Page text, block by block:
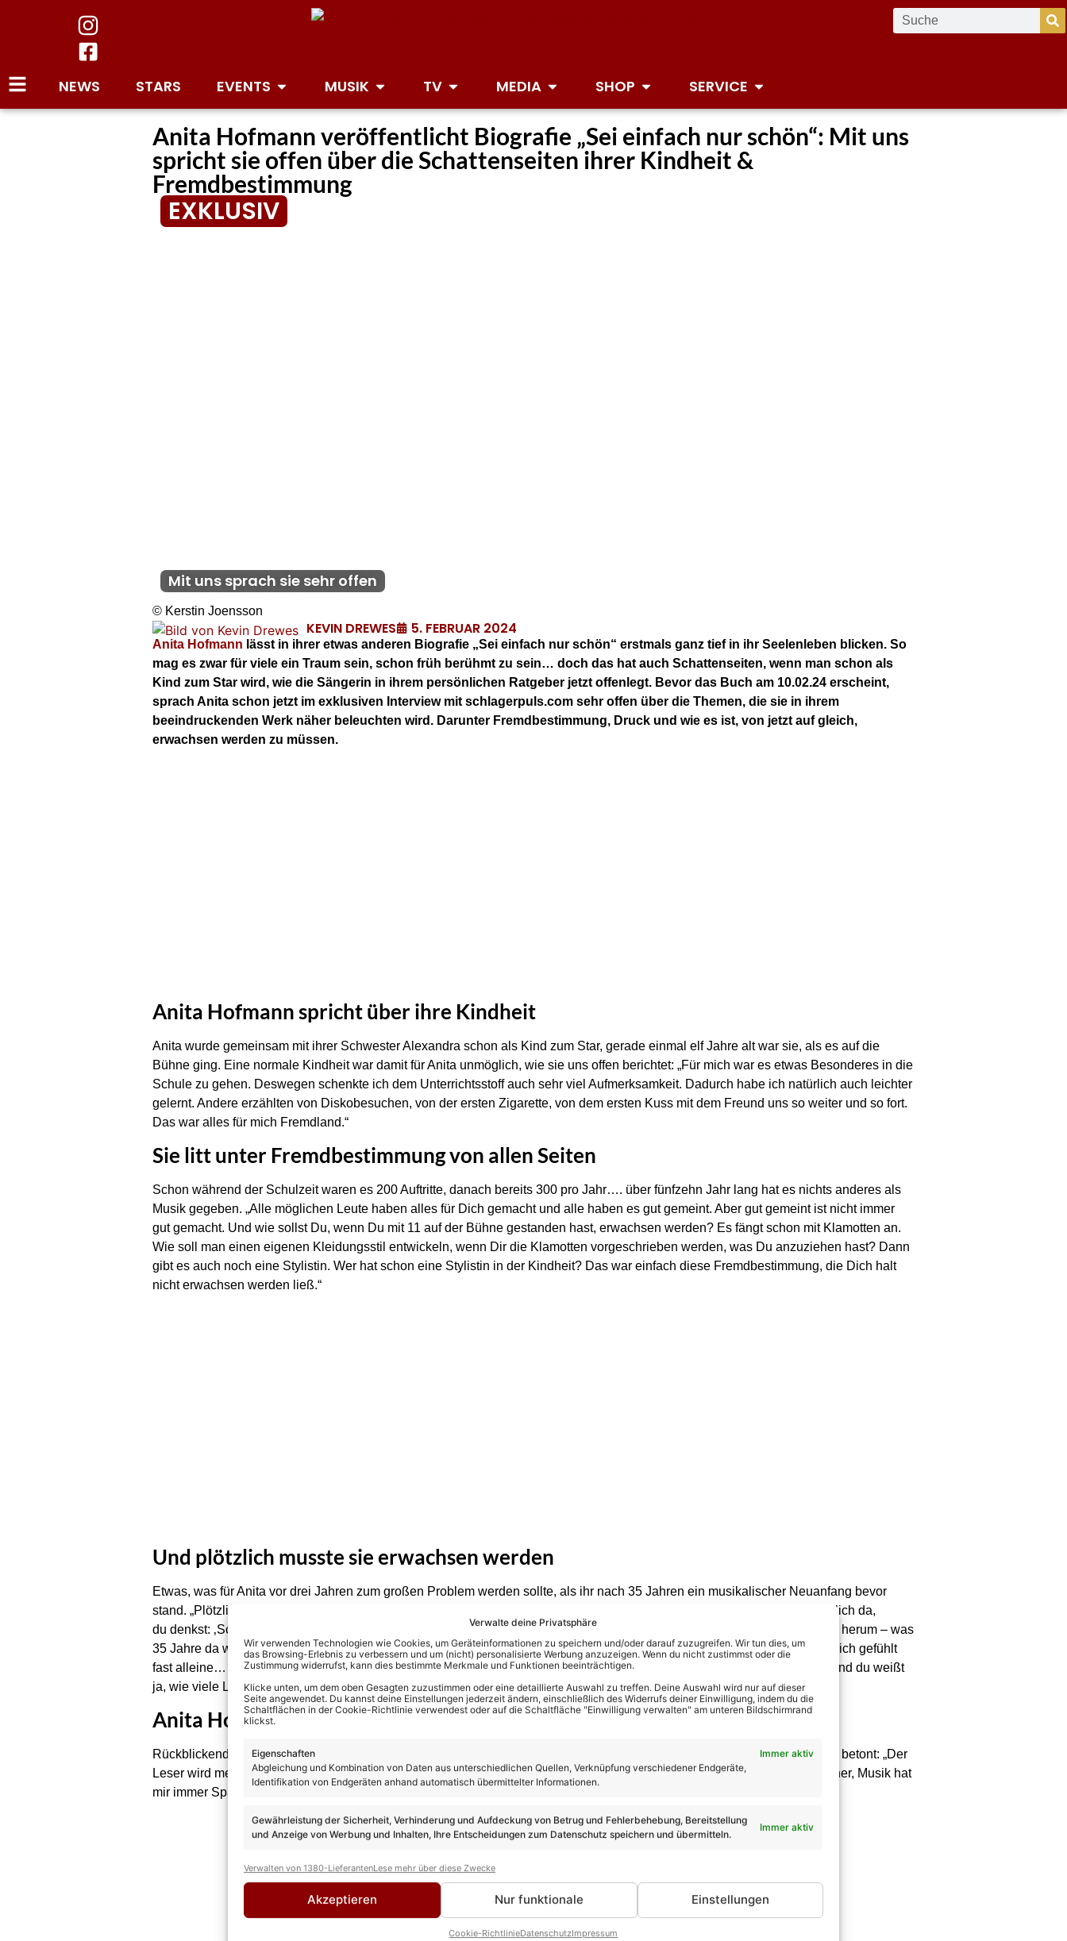
Verwalte deine Privatsphäre
Wir verwenden Technologien wie Cookies, um Geräteinformationen zu speichern und/oder darauf zuzugreifen. Wir tun dies, um
das Browsing-Erlebnis zu verbessern und um (nicht) personalisierte Werbung anzuzeigen. Wenn du nicht zustimmst oder die
Zustimmung widerrufst, kann dies bestimmte Merkmale und Funktionen beeinträchtigen.
Klicke unten, um dem oben Gesagten zuzustimmen oder eine detaillierte Auswahl zu treffen. Deine Auswahl wird nur auf dieser
Seite angewendet. Du kannst deine Einstellungen jederzeit ändern, einschließlich des Widerrufs deiner Einwilligung, indem du die
Schaltflächen in der Cookie-Richtlinie verwendest oder auf die Schaltfläche "Einwilligung verwalten" am unteren Bildschirmrand
klickst.
Eigenschaften
Immer aktiv
Abgleichung und Kombination von Daten aus unterschiedlichen Quellen, Verknüpfung verschiedener Endgeräte,
Identifikation von Endgeräten anhand automatisch übermittelter Informationen.
Gewährleistung der Sicherheit, Verhinderung und Aufdeckung von Betrug und Fehlerbehebung, Bereitstellung
und Anzeige von Werbung und Inhalten, Ihre Entscheidungen zum Datenschutz speichern und übermitteln.
Immer aktiv
Verwalten von 1380-LieferantenLese mehr über diese Zwecke
Akzeptieren Nur funktionale Einstellungen
Cookie-RichtlinieDatenschutzImpressum
NEWS STARS EVENTS MUSIK TV MEDIA SHOP SERVICE
Anita Hofmann veröffentlicht Biografie „Sei einfach nur schön“: Mit uns
spricht sie offen über die Schattenseiten ihrer Kindheit &
Fremdbestimmung
EXKLUSIV
Mit uns sprach sie sehr offen
© Kerstin Joensson
KEVIN DREWES 5. FEBRUAR 2024
Anita Hofmann lässt in ihrer etwas anderen Biografie „Sei einfach nur schön“ erstmals ganz tief in ihr Seelenleben blicken. So
mag es zwar für viele ein Traum sein, schon früh berühmt zu sein… doch das hat auch Schattenseiten, wenn man schon als
Kind zum Star wird, wie die Sängerin in ihrem persönlichen Ratgeber jetzt offenlegt. Bevor das Buch am 10.02.24 erscheint,
sprach Anita schon jetzt im exklusiven Interview mit schlagerpuls.com sehr offen über die Themen, die sie in ihrem
beeindruckenden Werk näher beleuchten wird. Darunter Fremdbestimmung, Druck und wie es ist, von jetzt auf gleich,
erwachsen werden zu müssen.
Anita Hofmann spricht über ihre Kindheit
Anita wurde gemeinsam mit ihrer Schwester Alexandra schon als Kind zum Star, gerade einmal elf Jahre alt war sie, als es auf die
Bühne ging. Eine normale Kindheit war damit für Anita unmöglich, wie sie uns offen berichtet: „Für mich war es etwas Besonderes in die
Schule zu gehen. Deswegen schenkte ich dem Unterrichtsstoff auch sehr viel Aufmerksamkeit. Dadurch habe ich natürlich auch leichter
gelernt. Andere erzählten von Diskobesuchen, von der ersten Zigarette, von dem ersten Kuss mit dem Freund uns so weiter und so fort.
Das war alles für mich Fremdland.“
Sie litt unter Fremdbestimmung von allen Seiten
Schon während der Schulzeit waren es 200 Auftritte, danach bereits 300 pro Jahr…. über fünfzehn Jahr lang hat es nichts anderes als
Musik gegeben. „Alle möglichen Leute haben alles für Dich gemacht und alle haben es gut gemeint. Aber gut gemeint ist nicht immer
gut gemacht. Und wie sollst Du, wenn Du mit 11 auf der Bühne gestanden hast, erwachsen werden? Es fängt schon mit Klamotten an.
Wie soll man einen eigenen Kleidungsstil entwickeln, wenn Dir die Klamotten vorgeschrieben werden, was Du anzuziehen hast? Dann
gibt es auch noch eine Stylistin. Wer hat schon eine Stylistin in der Kindheit? Das war einfach diese Fremdbestimmung, die Dich halt
nicht erwachsen werden ließ.“
Und plötzlich musste sie erwachsen werden
Etwas, was für Anita vor drei Jahren zum großen Problem werden sollte, als ihr nach 35 Jahren ein musikalischer Neuanfang bevor
stand. „Plötzlich fliegt mir alles um die Ohren und ich wusste gar nicht wie das Leben funktioniert. Und jetzt stehst Du plötzlich da,
du denkst: ‚Scheiße! Kann ich überhaupt alleine existieren?‘ Und wie baust Du Dich jetzt auf, wenn plötzlich alles um Dich herum – was
35 Jahre da war – plötzlich nicht mehr da ist.“, offenbart Anita und ergänzt: „Als sich mein ganzes Leben verändert hat, war ich gefühlt
fast alleine… ich habe meinen Mann an meiner Seite, meine Freundin und meine Mama und ansonsten war ich alleine – und du weißt
ja, wie viele Leute man in dieser Branche eigentlich braucht, um nach vorne zu kommen.“
Anita Hofmann: DARUM bereut sie nichts
Rückblickend auf ihre bisher sehr bewegte Karriere bereut Anita jedoch nichts… ganz im Gegenteil wie sie uns gegenüber betont: „Der
Leser wird merken, dass ich mit nichts im Unreinen bin, sondern ich für jede Erfahrung und alles dankbar bin. Eines ist sicher, Musik hat
mir immer Spaß gemacht. Wenn ich zu sehr darunter gelitten hätte, dann wäre ich nicht schon so lange auf der Bühne“.